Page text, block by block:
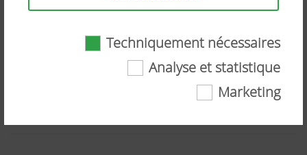
cocher proposées.
Techniquement nécessaires
Techniquement nécessaires
Analyse et statistique
Marketing
NOVACAT A10 CROSS FLOW